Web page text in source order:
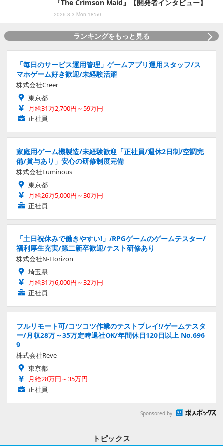
『The Crimson Maid』【開発者インタビュー】
2026.8.3 Mon 18:50
ランキングをもっと見る
「毎日のサービス運用管理」ゲームアプリ運用スタッフ/ス
マホゲーム好き歓迎/未経験活躍
株式会社Creer
東京都
月給31万2,700円～59万円
正社員
家庭用ゲーム機製造/未経験歓迎「正社員/週休2日制/空調完
備/賞与あり」安心の研修制度完備
株式会社Luminous
東京都
月給26万5,000円～30万円
正社員
「土日祝休みで働きやすい!」/RPGゲームのゲームテスター/
福利厚生充実/第二新卒歓迎/テスト研修あり
株式会社N-Horizon
埼玉県
月給31万6,000円～32万円
正社員
フルリモート可/コツコツ作業のテストプレイ!/ゲームテスタ
ー/月収28万～35万定時退社OK/年間休日120日以上 No.696
9
株式会社Reve
東京都
月給28万円～35万円
正社員
Sponsored by
トピックス